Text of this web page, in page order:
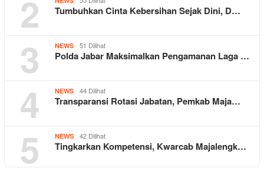
2 Tumbuhkan Cinta Kebersihan Sejak Dini, D…
3 NEWS 51 Dilihat
Polda Jabar Maksimalkan Pengamanan Laga …
4 NEWS 44 Dilihat
Transparansi Rotasi Jabatan, Pemkab Maja…
5 NEWS 42 Dilihat
Tingkarkan Kompetensi, Kwarcab Majalengk…